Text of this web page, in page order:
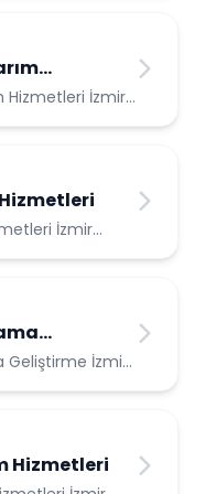
Hizmetleri